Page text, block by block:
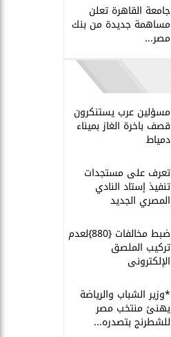
جامعة القاهرة تعلن
مساهمة جديدة من بنك
مصر...
مسؤلين عرب يستنكرون
قصف باخرة الغاز بميناء
دمياط
تعرف على مستجدات
تنفيذ إستاد النادي
المصري الجديد
ضبط مخالفات {880}لعدم
تركيب الملصق
الإلكترونى
*وزير الشباب والرياضة
يهنئ منتخب مصر
للشطرنج بتصدره...